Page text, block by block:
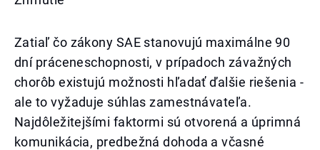
Zatiaľ čo zákony SAE stanovujú maximálne 90
dní práceneschopnosti, v prípadoch závažných
chorôb existujú možnosti hľadať ďalšie riešenia -
ale to vyžaduje súhlas zamestnávateľa.
Najdôležitejšími faktormi sú otvorená a úprimná
komunikácia, predbežná dohoda a včasné